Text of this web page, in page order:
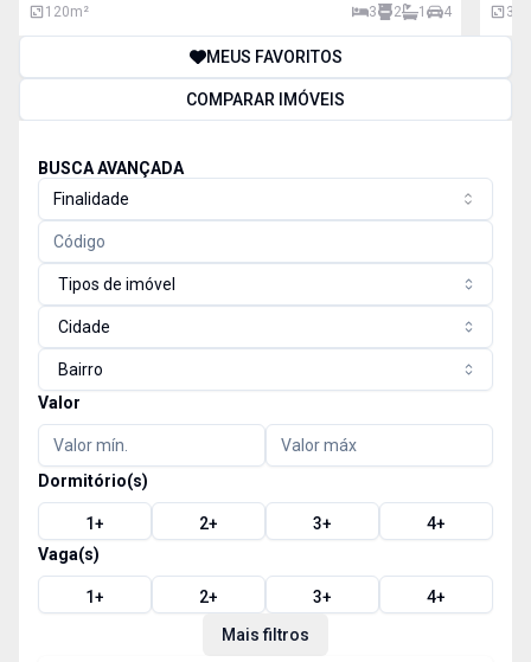
cobe
120m² 3 2 1 4 350
MEUS FAVORITOS
COMPARAR IMÓVEIS
BUSCA AVANÇADA
Finalidade
Tipos de imóvel
Cidade
Bairro
Valor
Dormitório(s)
1+ 2+ 3+ 4+
Vaga(s)
1+ 2+ 3+ 4+
Mais filtros